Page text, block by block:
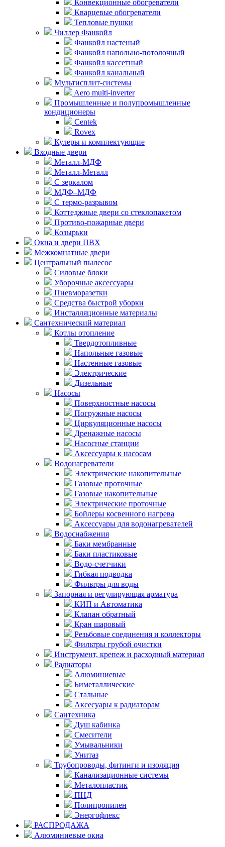
Конвекционные обогреватели
Кварцевые обогреватели
Тепловые пушки
Чиллер Фанкойл
Фанкойл настеный
Фанкойл напольно-потолочный
Фанкойл кассетный
Фанкойл канальный
Мультисплит-системы
Aero multi-inverter
Промышленные и полупромышленные
кондиционеры
Centek
Rovex
Кулеры и комплектующие
Входные двери
Металл-МДФ
Металл-Металл
С зеркалом
МДФ–МДФ
С термо-разрывом
Коттеджные двери со стеклопакетом
Противо-пожарные двери
Козырьки
Окна и двери ПВХ
Межкомнатные двери
Центральный пылесос
Силовые блоки
Уборочные аксессуары
Пневморазетки
Средства быстрой уборки
Инсталляционные материалы
Сантехнический материал
Котлы отопление
Твердотопливные
Напольные газовые
Настенные газовые
Электрические
Дизельные
Насосы
Поверхностные насосы
Погружные насосы
Циркуляционные насосы
Дренажные насосы
Насосные станции
Аксессуары к насосам
Водонагреватели
Электрические накопительные
Газовые проточные
Газовые накопительные
Электрические проточные
Бойлеры косвенного нагрева
Аксессуары для водонагревателей
Водоснабжения
Баки мембранные
Баки пластиковые
Водо-счетчики
Гибкая подводка
Фильтры для воды
Запорная и регулирующая арматура
КИП и Автоматика
Клапан обратный
Кран шаровый
Резьбовые соединения и коллекторы
Фильтры грубой очистки
Инструмент, крепеж и расходный материал
Радиаторы
Алюминиевые
Биметаллические
Стальные
Аксесуары к радиаторам
Сантехника
Душ кабинка
Смесители
Умывальники
Унитаз
Трубопроводы, фитинги и изоляция
Канализационные системы
Металопластик
ПНД
Полипропилен
Энергофлекс
РАСПРОДАЖА
Алюминиевые окна